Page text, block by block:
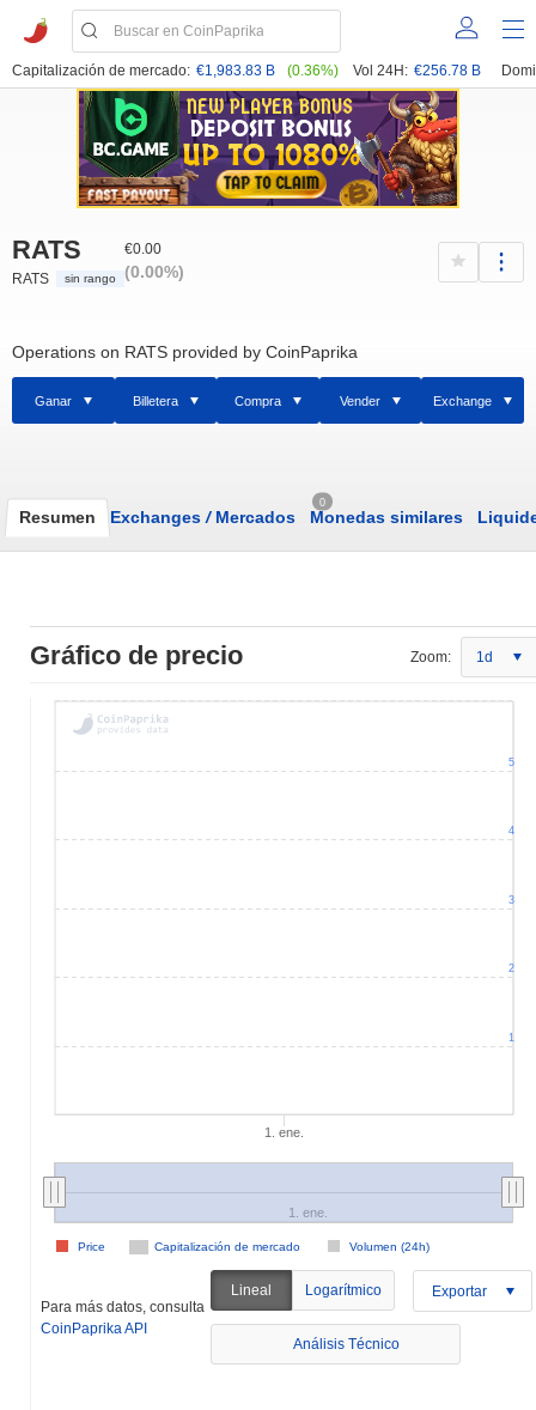
Capitalización de mercado: €1,983.83 B (0.36%) Vol 24H: €256.78 B
RATS
RATS sin rango
€0.00
(0.00%)
Operations on RATS provided by CoinPaprika
Ganar Billetera Compra Vender Exchange
Resumen Exchanges /Mercados
0
Monedas similares
Gráfico de precio Zoom: 1d
1. ene.
Capitalización de mercado Volumen (24h)
Price
1. ene.
1
2
3
4
5
Para más datos, consulta
CoinPaprika API
Lineal Logarítmico Exportar
Análisis Técnico